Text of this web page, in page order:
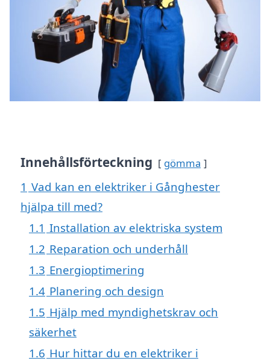
Innehållsförteckning gömma
1 Vad kan en elektriker i Gånghester
hjälpa till med?
1.1 Installation av elektriska system
1.2 Reparation och underhåll
1.3 Energioptimering
1.4 Planering och design
1.5 Hjälp med myndighetskrav och
säkerhet
1.6 Hur hittar du en elektriker i